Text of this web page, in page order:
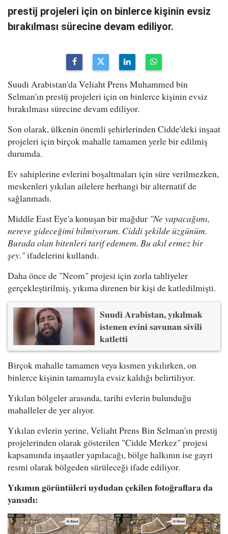
prestij projeleri için on binlerce kişinin evsiz
bırakılması sürecine devam ediliyor.
Suudi Arabistan'da Veliaht Prens Muhammed bin
Selman'ın prestij projeleri için on binlerce kişinin evsiz
bırakılması sürecine devam ediliyor.
Son olarak, ülkenin önemli şehirlerinden Cidde'deki inşaat
projeleri için birçok mahalle tamamen yerle bir edilmiş
durumda.
Ev sahiplerine evlerini boşaltmaları için süre verilmezken,
meskenleri yıkılan ailelere herhangi bir alternatif de
sağlanmadı.
Middle East Eye'a konuşan bir mağdur "Ne yapacağımı,
nereye gideceğimi bilmiyorum. Ciddi şekilde üzgünüm.
Burada olan bitenleri tarif edemem. Bu akıl ermez bir
şey."ifadelerini kullandı.
Daha önce de "Neom" projesi için zorla tahliyeler
gerçekleştirilmiş, yıkıma direnen bir kişi de katledilmişti.
Suudi Arabistan, yıkılmak
istenen evini savunan sivili
katletti
Birçok mahalle tamamen veya kısmen yıkılırken, on
binlerce kişinin tamamıyla evsiz kaldığı belirtiliyor.
Yıkılan bölgeler arasında, tarihi evlerin bulunduğu
mahalleler de yer alıyor.
Yıkılan evlerin yerine, Veliaht Prens Bin Selman'ın prestij
projelerinden olarak gösterilen "Cidde Merkez" projesi
kapsamında inşaatler yapılacağı, bölge halkının ise gayri
resmi olarak bölgeden sürüleceği ifade ediliyor.
Yıkımın görüntüleri uydudan çekilen fotoğraflara da
yansıdı: